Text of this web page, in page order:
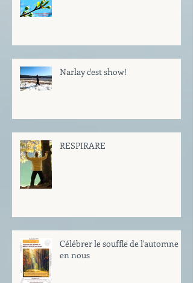
Narlay c'est show!
RESPIRARE
Célébrer le souffle de l'automne
en nous